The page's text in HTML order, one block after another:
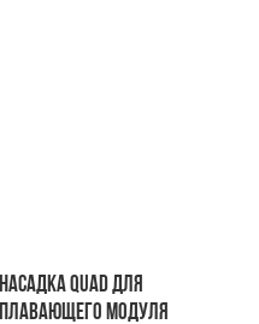
Насадка Quad для
плавающего модуля